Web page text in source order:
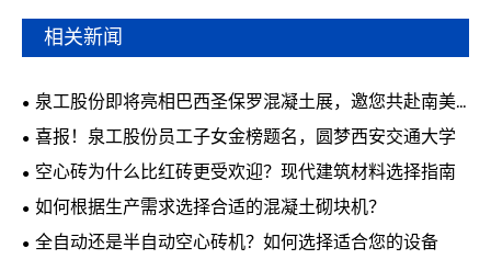
相关新闻
泉工股份即将亮相巴西圣保罗混凝土展，邀您共赴南美
行业盛会
喜报！泉工股份员工子女金榜题名，圆梦西安交通大学
空心砖为什么比红砖更受欢迎？现代建筑材料选择指南
如何根据生产需求选择合适的混凝土砌块机？
全自动还是半自动空心砖机？如何选择适合您的设备